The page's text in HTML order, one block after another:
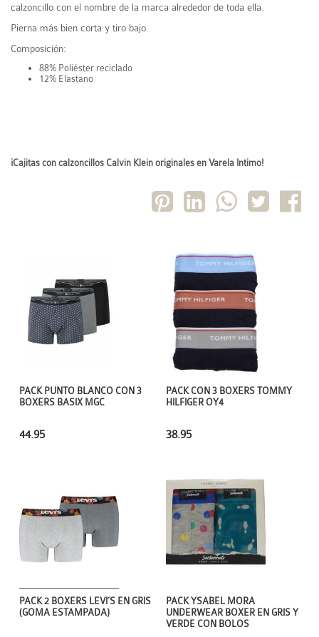
calzoncillo con el nombre de la marca alrededor de toda ella.
Pierna más bien corta y tiro bajo.
Composición:
88% Poliéster reciclado
12% Elastano
¡Cajitas con calzoncillos Calvin Klein originales en Varela Intimo!
PACK CON 3 BOXERS TOMMY
HILFIGER OY4
38.95
PACK PUNTO BLANCO CON 3
BOXERS BASIX MGC
44.95
PACK YSABEL MORA
UNDERWEAR BOXER EN GRIS Y
VERDE CON BOLOS
PACK 2 BOXERS LEVI´S EN GRIS
(GOMA ESTAMPADA)